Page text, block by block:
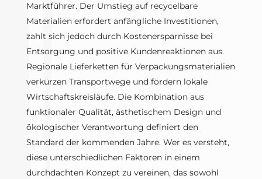
Marktführer. Der Umstieg auf recycelbare
Materialien erfordert anfängliche Investitionen,
zahlt sich jedoch durch Kostenersparnisse bei
Entsorgung und positive Kundenreaktionen aus.
Regionale Lieferketten für Verpackungsmaterialien
verkürzen Transportwege und fördern lokale
Wirtschaftskreisläufe. Die Kombination aus
funktionaler Qualität, ästhetischem Design und
ökologischer Verantwortung definiert den
Standard der kommenden Jahre. Wer es versteht,
diese unterschiedlichen Faktoren in einem
durchdachten Konzept zu vereinen, das sowohl